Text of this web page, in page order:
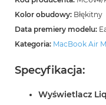
A
i
M
4
M
a
B
Kolor obudowy: Błękitny
Data premiery modelu:
Kategoria: MacBook Air
Specyfikacja:
Wyświetlacz